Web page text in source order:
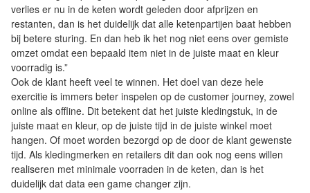
verlies er nu in de keten wordt geleden door afprijzen en
restanten, dan is het duidelijk dat alle ketenpartijen baat hebben
bij betere sturing. En dan heb ik het nog niet eens over gemiste
omzet omdat een bepaald item niet in de juiste maat en kleur
voorradig is.”
Ook de klant heeft veel te winnen. Het doel van deze hele
exercitie is immers beter inspelen op de customer journey, zowel
online als offline. Dit betekent dat het juiste kledingstuk, in de
juiste maat en kleur, op de juiste tijd in de juiste winkel moet
hangen. Of moet worden bezorgd op de door de klant gewenste
tijd. Als kledingmerken en retailers dit dan ook nog eens willen
realiseren met minimale voorraden in de keten, dan is het
duidelijk dat data een game changer zijn.